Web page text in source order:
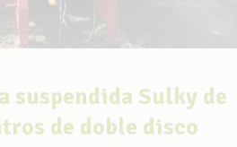
suspendida Sulky de
de doble disco